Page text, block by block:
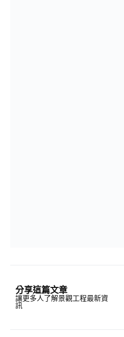
分享這篇文章
讓更多人了解景觀工程最新資
訊